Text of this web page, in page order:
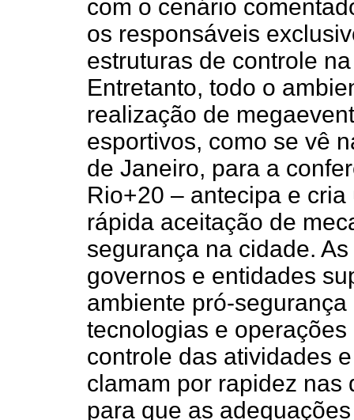
com o cenário
os responsáveis
estruturas de controle
Entretanto, todo o
realização de
esportivos, como se vê
de Janeiro, para a
Rio+20 – antecipa e
rápida aceitação de
segurança na cidade.
governos e entidades
ambiente pró-
tecnologias e
controle das atividades
clamam por rapidez nas
para que as